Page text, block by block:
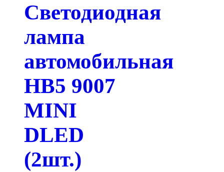
Светодиодная
лампа
автомобильная
HB5 9007
MINI
DLED
(2шт.)